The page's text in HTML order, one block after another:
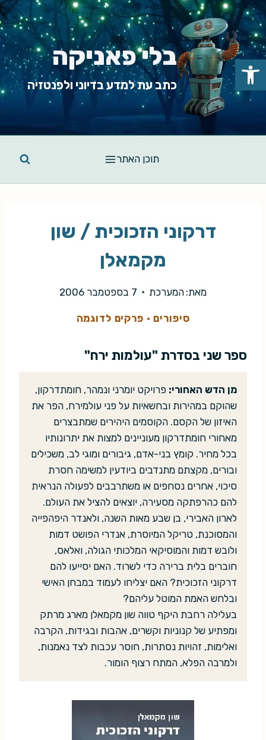
Skip
to
content
בלי פאניקה
כתב עת למדע בדיוני ולפנטזיה
תוכן האתר
דרקוני הזכוכית / שון
מקמאלן
מאת: המערכת 7 בספטמבר 2006
סיפורים · פרקים לדוגמה
ספר שני בסדרת "עולמות ירח"
מן הדש האחורי: פרויקט יומרני ונמהר, חומתדרקון,
שהוקם במהירות ובחשאיות על פני עולמירח, הפר את
האיזון של הקסם. הקוסמים היהירים שמתבצרים
מאחורי חומתדרקון מעוניינים למצות את יתרונותיו
בכל מחיר. קומץ בני-אדם, גיבורים ומוגי לב, משכילים
ובורים, מקצתם מתנדבים ביודעין למשימה חסרת
סיכוי, אחרים נסחפים או משתרבבים לפעולה הנראית
להם כהרפתקה מסעירה, יוצאים להציל את העולם.
לארון האבירי, בן שבע מאות השנה, ולאנדר היפהפייה
והמסוכנת, טריקל המיוסרת, אנדרי הפושט דמות
ולובש דמות והמוסיקאי המלכותי הגולה, ואלאס,
חוברים בלית ברירה כדי לשרוד. האם יסייעו להם
דרקוני הזכוכית? האם יצליחו לעמוד במבחן האישי
ובלחש האמת המוטל עליהם?
בעלילה רחבת היקף טווה שון מקמאלן מארג מרתק
ומפתיע של קנוניות וקשרים, אהבות ובגידות, הקרבה
ואלימות, זהויות נסתרות, חוסר עכבות לצד נאמנות,
ולמרבה הפלא, המתח רצוף הומור.
פתח סרגל נגישות